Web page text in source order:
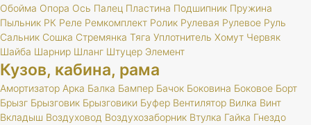
Обойма Опора Ось Палец Пластина Подшипник Пружина
Пыльник РК Реле Ремкомплект Ролик Рулевая Рулевое Руль
Сальник Сошка Стремянка Тяга Уплотнитель Хомут Червяк
Шайба Шарнир Шланг Штуцер Элемент
Кузов, кабина, рама
Амортизатор Арка Балка Бампер Бачок Боковина Боковое Борт
Брызг Брызговик Брызговики Буфер Вентилятор Вилка Винт
Вкладыш Воздуховод Воздухозаборник Втулка Гайка Гнездо